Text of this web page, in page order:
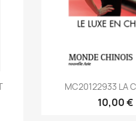
Aperçu
MC20122933 LA
10,00 €